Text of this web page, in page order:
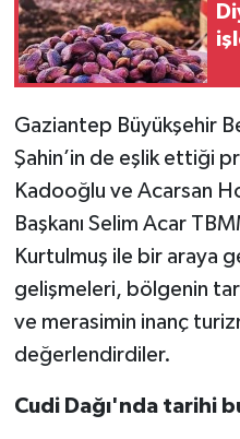
Gaziantep Büyükşehir
Şahin’in de eşlik ettiği
Kadooğlu ve Acarsan
Başkanı Selim Acar
Kurtulmuş ile bir araya
gelişmeleri, bölgenin
ve merasimin inanç
değerlendirdiler.
Cudi Dağı'nda tarihi